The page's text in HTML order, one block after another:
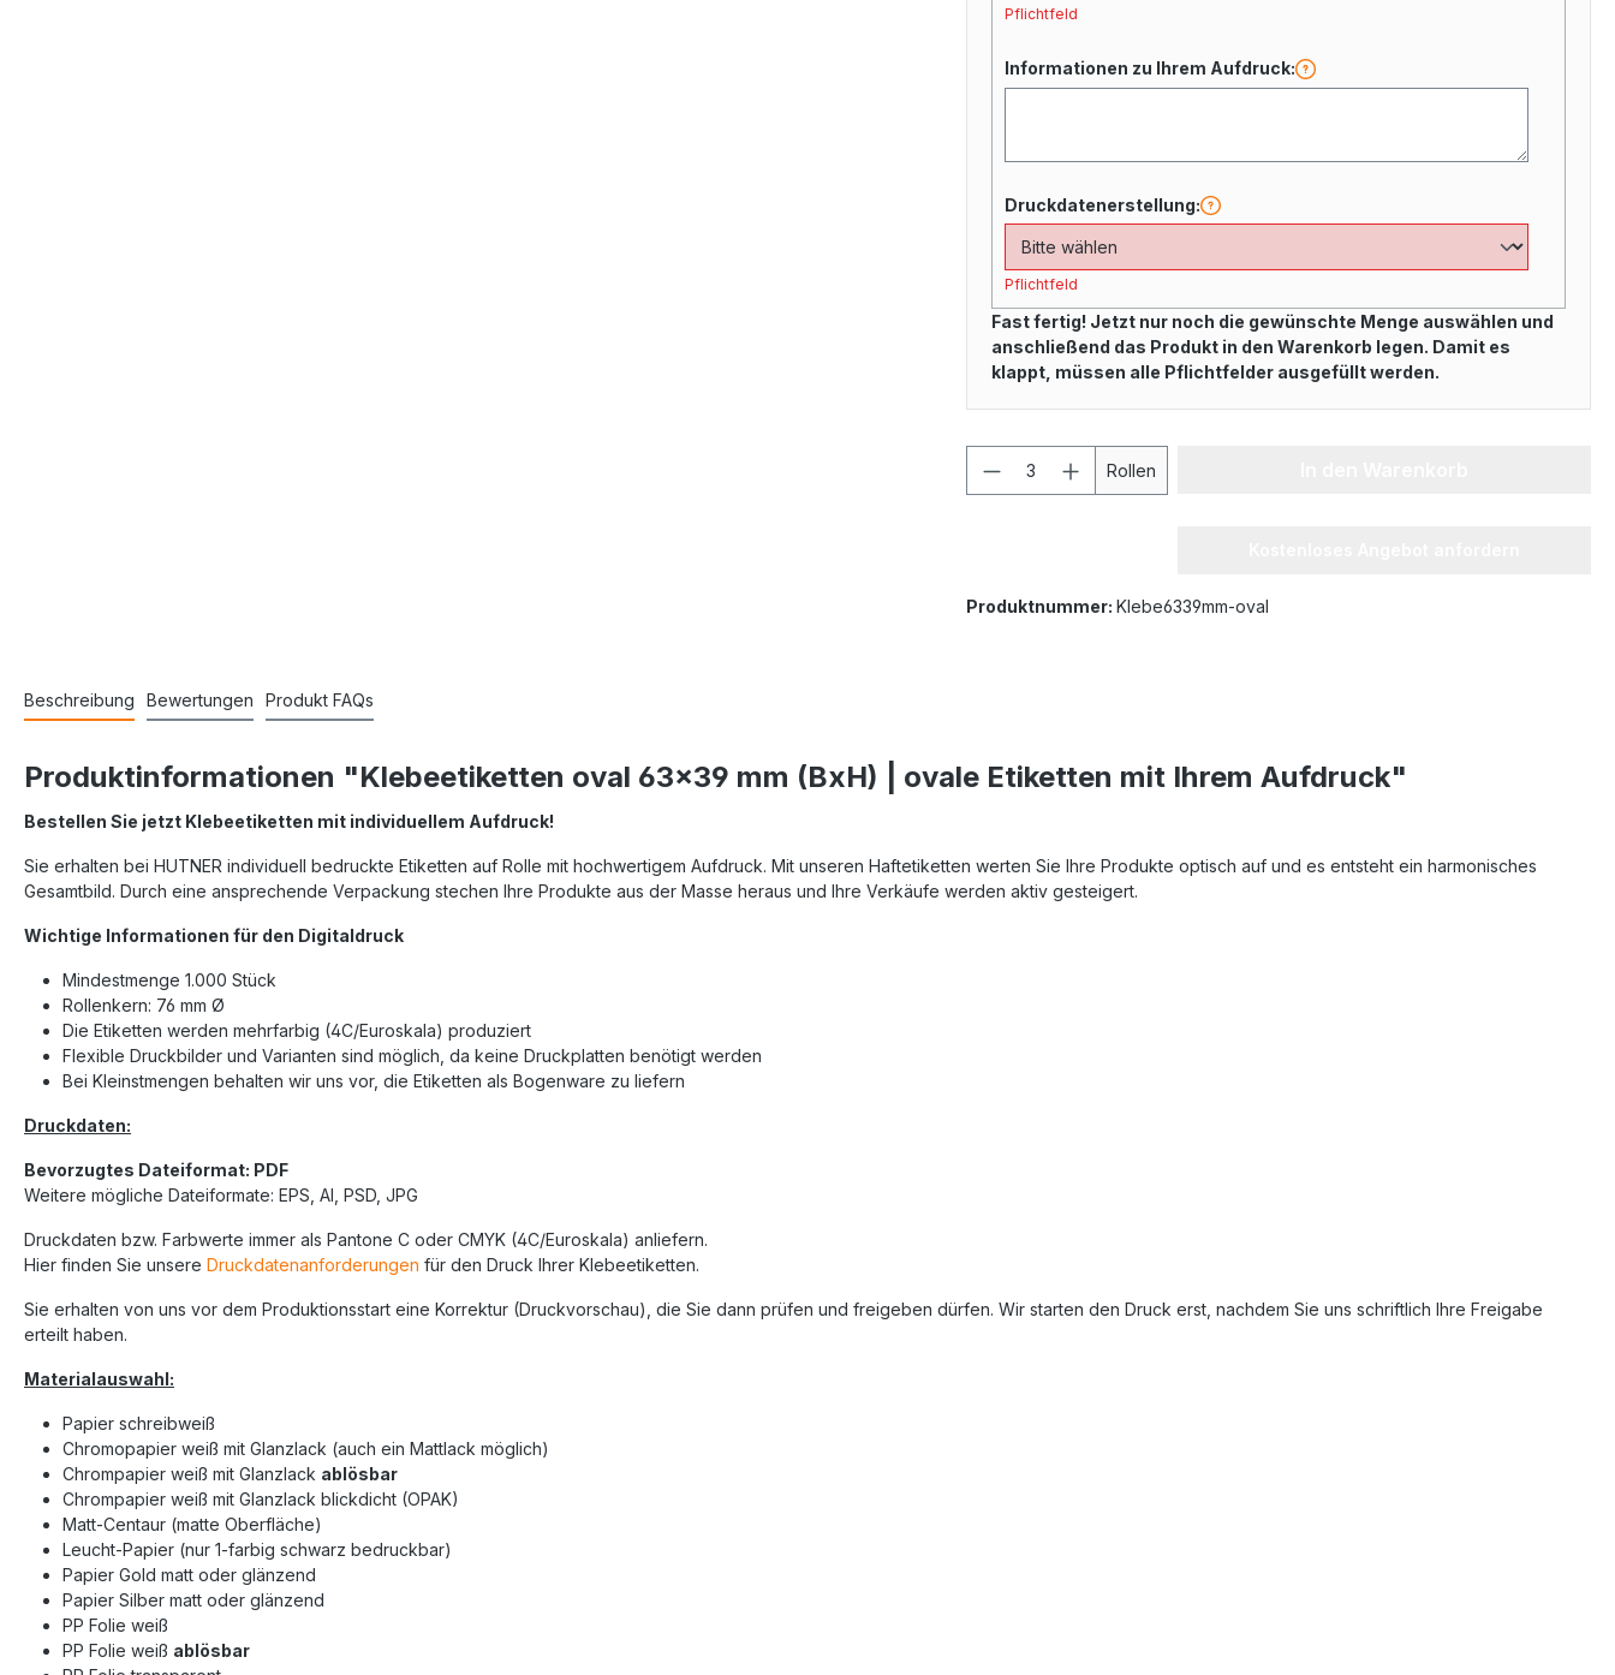
Pflichtfeld
Informationen zu Ihrem Aufdruck:
Druckdatenerstellung:
Pflichtfeld
Fast fertig! Jetzt nur noch die gewünschte Menge auswählen und
anschließend das Produkt in den Warenkorb legen. Damit es
klappt, müssen alle Pflichtfelder ausgefüllt werden.
Rollen
Produktnummer: Klebe6339mm-oval
Beschreibung Bewertungen Produkt FAQs
Produktinformationen "Klebeetiketten oval 63x39 mm (BxH) | ovale Etiketten mit Ihrem Aufdruck"
Bestellen Sie jetzt Klebeetiketten mit individuellem Aufdruck!
Sie erhalten bei HUTNER individuell bedruckte Etiketten auf Rolle mit hochwertigem Aufdruck. Mit unseren Haftetiketten werten Sie Ihre Produkte optisch auf und es entsteht ein harmonisches
Gesamtbild. Durch eine ansprechende Verpackung stechen Ihre Produkte aus der Masse heraus und Ihre Verkäufe werden aktiv gesteigert.
Wichtige Informationen für den Digitaldruck
Mindestmenge 1.000 Stück
Rollenkern: 76 mm Ø
Die Etiketten werden mehrfarbig (4C/Euroskala) produziert
Flexible Druckbilder und Varianten sind möglich, da keine Druckplatten benötigt werden
Bei Kleinstmengen behalten wir uns vor, die Etiketten als Bogenware zu liefern
Druckdaten:
Bevorzugtes Dateiformat: PDF
Weitere mögliche Dateiformate: EPS, AI, PSD, JPG
Druckdaten bzw. Farbwerte immer als Pantone C oder CMYK (4C/Euroskala) anliefern.
Hier finden Sie unsere Druckdatenanforderungen für den Druck Ihrer Klebeetiketten.
Sie erhalten von uns vor dem Produktionsstart eine Korrektur (Druckvorschau), die Sie dann prüfen und freigeben dürfen. Wir starten den Druck erst, nachdem Sie uns schriftlich Ihre Freigabe
erteilt haben.
Materialauswahl:
Papier schreibweiß
Chromopapier weiß mit Glanzlack (auch ein Mattlack möglich)
Chrompapier weiß mit Glanzlack ablösbar
Chrompapier weiß mit Glanzlack blickdicht (OPAK)
Matt-Centaur (matte Oberfläche)
Leucht-Papier (nur 1-farbig schwarz bedruckbar)
Papier Gold matt oder glänzend
Papier Silber matt oder glänzend
PP Folie weiß
PP Folie weiß ablösbar